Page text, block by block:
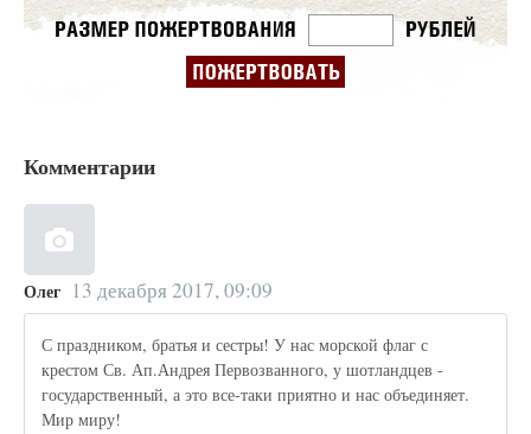
Комментарии
Олег 13 декабря 2017, 09:09
С праздником, братья и сестры! У нас морской флаг с
крестом Св. Ап.Андрея Первозванного, у шотландцев -
государственный, а это все-таки приятно и нас объединяет.
Мир миру!